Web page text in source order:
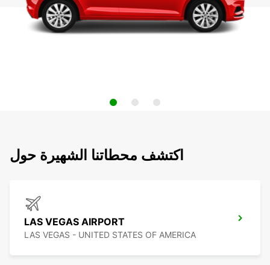
اكتشف محطاتنا الشهيرة حول
LAS VEGAS AIRPORT
LAS VEGAS - UNITED STATES OF AMERICA